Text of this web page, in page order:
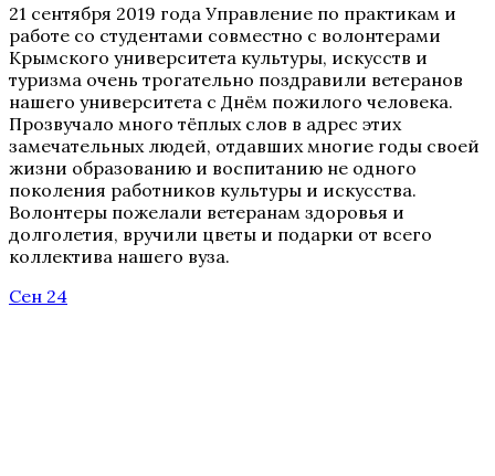
21 сентября 2019 года Управление по практикам и
работе со студентами совместно с волонтерами
Крымского университета культуры, искусств и
туризма очень трогательно поздравили ветеранов
нашего университета с Днём пожилого человека.
Прозвучало много тёплых слов в адрес этих
замечательных людей, отдавших многие годы своей
жизни образованию и воспитанию не одного
поколения работников культуры и искусства.
Волонтеры пожелали ветеранам здоровья и
долголетия, вручили цветы и подарки от всего
коллектива нашего вуза.
Сен 24